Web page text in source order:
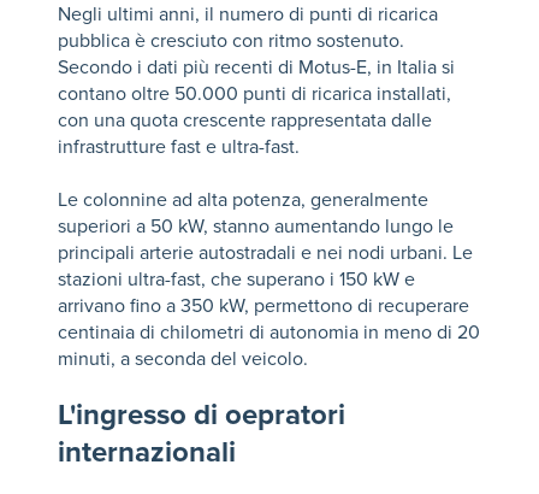
Negli ultimi anni, il numero di punti di ricarica
pubblica è cresciuto con ritmo sostenuto.
Secondo i dati più recenti di Motus-E, in Italia si
contano oltre 50.000 punti di ricarica installati,
con una quota crescente rappresentata dalle
infrastrutture fast e ultra-fast.
Le colonnine ad alta potenza, generalmente
superiori a 50 kW, stanno aumentando lungo le
principali arterie autostradali e nei nodi urbani. Le
stazioni ultra-fast, che superano i 150 kW e
arrivano fino a 350 kW, permettono di recuperare
centinaia di chilometri di autonomia in meno di 20
minuti, a seconda del veicolo.
L'ingresso di oepratori
internazionali